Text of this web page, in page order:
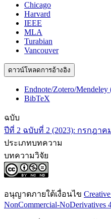
Chicago
Harvard
IEEE
MLA
Turabian
Vancouver
ดาวน์โหลดการอ้างอิง
Endnote/Zotero/Mendeley
BibTeX
ฉบับ
ปีที่ 2 ฉบับที่ 2 (2023): กรกฎาค
ประเภทบทความ
บทความวิจัย
อนุญาตภายใต้เงื่อนไข
NonCommercial-NoDerivatives